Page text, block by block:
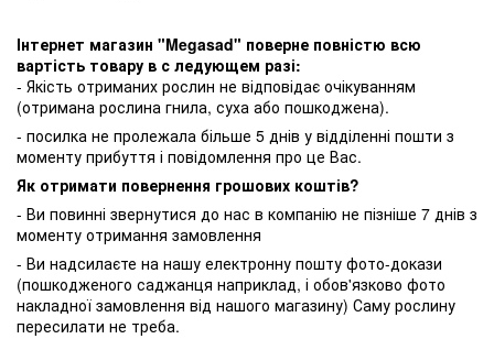
Інтернет магазин "Megasad" поверне повністю всю
вартість товару в с ледующем разі:
- Якість отриманих рослин не відповідає очікуванням
(отримана рослина гнила, суха або пошкоджена).
- посилка не пролежала більше 5 днів у відділенні пошти з
моменту прибуття і повідомлення про це Вас.
Як отримати повернення грошових коштів?
- Ви повинні звернутися до нас в компанію не пізніше 7 днів з
моменту отримання замовлення
- Ви надсилаєте на нашу електронну пошту фото-докази
(пошкодженого саджанця наприклад, і обов'язково фото
накладної замовлення від нашого магазину) Саму рослину
пересилати не треба.